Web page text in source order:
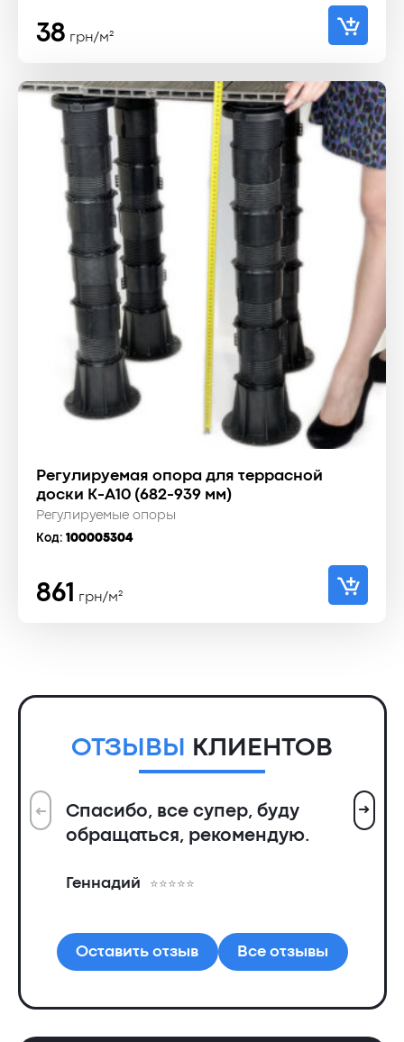
38 грн/м²
Регулируемая опора для террасной
доски К-А10 (682-939 мм)
Регулируемые опоры
Код: 100005304
861 грн/м²
ОТЗЫВЫ КЛИЕНТОВ
Спасибо, все супер, буду
обращаться, рекомендую.
Геннадий
➜ ➜
Оставить отзыв Все отзывы